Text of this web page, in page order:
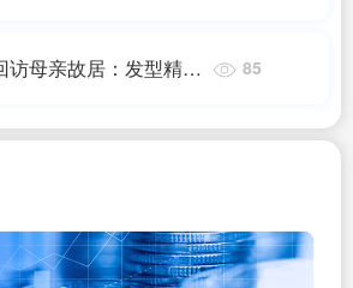
访母亲故居：发型精致
85